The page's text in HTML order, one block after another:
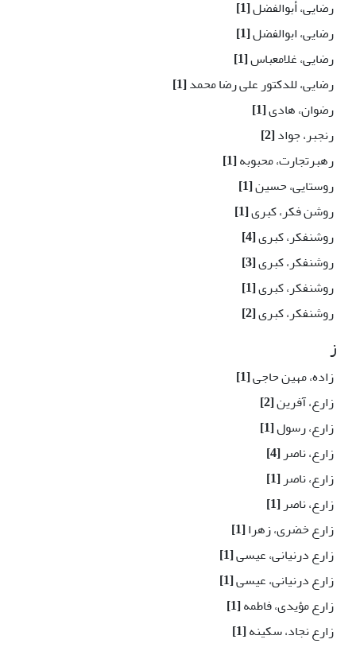
رضایی، أبوالفضل[1]
رضایی، ابوالفضل[1]
رضایی، غلامعباس[1]
رضایی، للدکتور علی رضا محمد[1]
رضوان، هادی[1]
رنجبر، جواد[2]
رهبرتجارت، محبوبه[1]
روستایی، حسین[1]
روشن فکر، کبری[1]
روشنفکر، کبرى[4]
روشنفکر، کبری[3]
روشنفکر، کبری[1]
روشنفکر، کبری[2]
ز
زاده، مهین حاجی[1]
زارع، آفرین[2]
زارع، رسول[1]
زارع، ناصر[4]
زارع، ناصر[1]
زارع، ناصر[1]
زارع خضری، زهرا[1]
زارع درنیانی، عیسی[1]
زارع درنیانی، عیسی[1]
زارع مؤیدی، فاطمه[1]
زارع نجاد، سکينه[1]